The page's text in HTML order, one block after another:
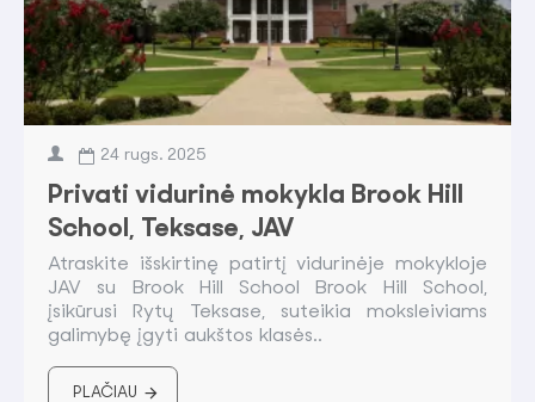
24 rugs. 2025
Privati vidurinė mokykla Brook Hill
School, Teksase, JAV
Atraskite išskirtinę patirtį vidurinėje mokykloje
JAV su Brook Hill School Brook Hill School,
įsikūrusi Rytų Teksase, suteikia moksleiviams
galimybę įgyti aukštos klasės..
PLAČIAU